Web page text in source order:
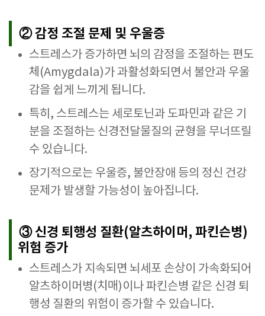
② 감정 조절 문제 및 우울증
스트레스가 증가하면 뇌의 감정을 조절하는 편도
체(Amygdala)가 과활성화되면서 불안과 우울
감을 쉽게 느끼게 됩니다.
특히, 스트레스는 세로토닌과 도파민과 같은 기
분을 조절하는 신경전달물질의 균형을 무너뜨릴
수 있습니다.
장기적으로는 우울증, 불안장애 등의 정신 건강
문제가 발생할 가능성이 높아집니다.
③ 신경 퇴행성 질환(알츠하이머, 파킨슨병)
위험 증가
스트레스가 지속되면 뇌세포 손상이 가속화되어
알츠하이머병(치매)이나 파킨슨병 같은 신경 퇴
행성 질환의 위험이 증가할 수 있습니다.